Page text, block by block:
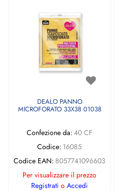
DEALO PANNO
MICROFORATO 33X38 01038
Confezione da: 40 CF
Codice: 16085
Codice EAN: 8057741096603
Per visualizzare il prezzo
Registrati o Accedi